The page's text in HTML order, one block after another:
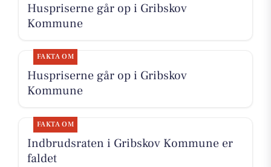
Huspriserne går op i Gribskov
Kommune
FAKTA OM
Huspriserne går op i Gribskov
Kommune
FAKTA OM
Indbrudsraten i Gribskov Kommune er
faldet